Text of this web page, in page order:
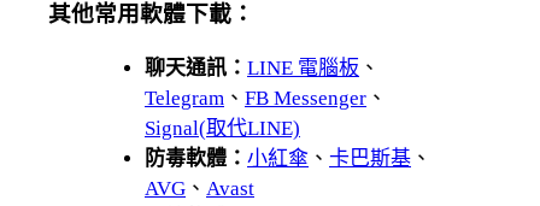
其他常用軟體下載：
聊天通訊： LINE 電腦板 、
Telegram 、 FB Messenger 、
Signal(取代LINE)
防毒軟體： 小紅傘 、 卡巴斯基 、
AVG 、 Avast